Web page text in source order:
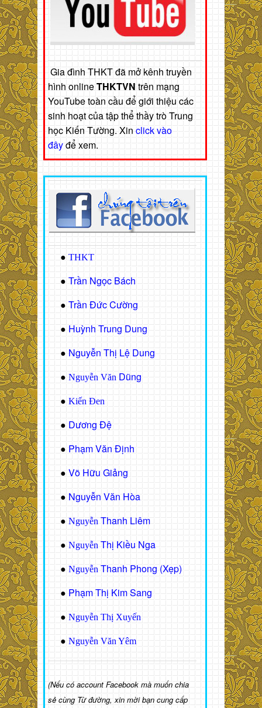
Gia đình THKT đã mở kênh truyền
hình onlineTHKTVN trên mạng
YouTube toàn cầu để giới thiệu các
sinh hoạt của tập thể thầy trò Trung
học Kiến Tường. Xin click vào
đâyđể xem.
● THKT
● Trần Ngọc Bách
● Trần Đức Cường
● Huỳnh Trung Dung
● Nguyễn Thị Lệ Dung
● Nguyễn Văn Dũng
● Kiến Đen
● Dương Đệ
● Phạm Văn Định
● Võ Hữu Giảng
● Nguyễn Văn Hòa
● Nguyễn Thanh Liêm
● Nguyễn Thị Kiều Nga
● Nguyễn Thanh Phong (Xẹp)
● Phạm Thị Kim Sang
● Nguyễn Thị Xuyến
● Nguyễn Văn Yêm
(Nếu có account Facebook mà muốn chia
sẻ cùng Từ đường, xin mời bạn cung cấp